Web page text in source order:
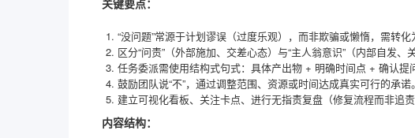
关键要点：
“没问题”常源于计划谬误（过度乐观），而非欺骗或懒惰，需转化
区分“问责”（外部施加、交差心态）与“主人翁意识”（内部自发、
任务委派需使用结构式句式：具体产出物 + 明确时间点 + 确认提
鼓励团队说“不”，通过调整范围、资源或时间达成真实可行的承诺。
建立可视化看板、关注卡点、进行无指责复盘（修复流程而非追
内容结构：